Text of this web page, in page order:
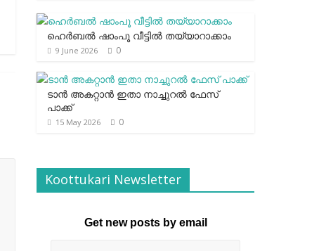
ഹെര്‍ബല്‍ ഷാംപൂ വീട്ടില്‍ തയ്യാറാക്കാം
9 June 2026 0
ടാന്‍ അകറ്റാന്‍ ഇതാ നാച്ചുറല്‍ ഫേസ്
പാക്ക്
15 May 2026 0
Koottukari Newsletter
Get new posts by email